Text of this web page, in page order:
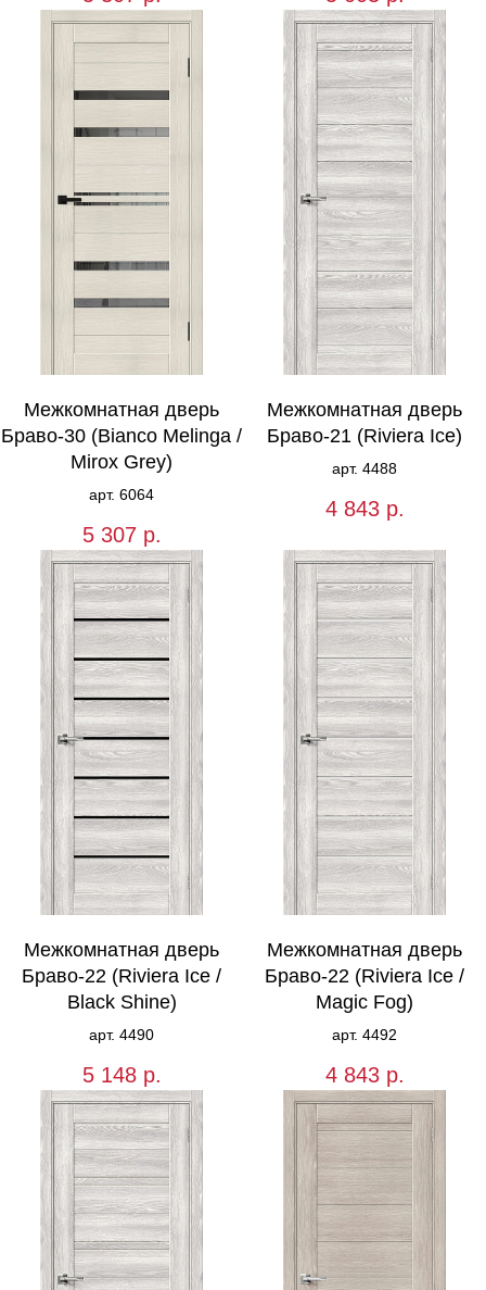
Межкомнатная дверь
Браво-30 (Bianco Melinga /
Mirox Grey)
арт. 6064
5 307 р.
Межкомнатная дверь
Браво-21 (Riviera Ice)
арт. 4488
4 843 р.
Межкомнатная дверь
Браво-22 (Riviera Ice /
Black Shine)
арт. 4490
5 148 р.
Межкомнатная дверь
Браво-22 (Riviera Ice /
Magic Fog)
арт. 4492
4 843 р.